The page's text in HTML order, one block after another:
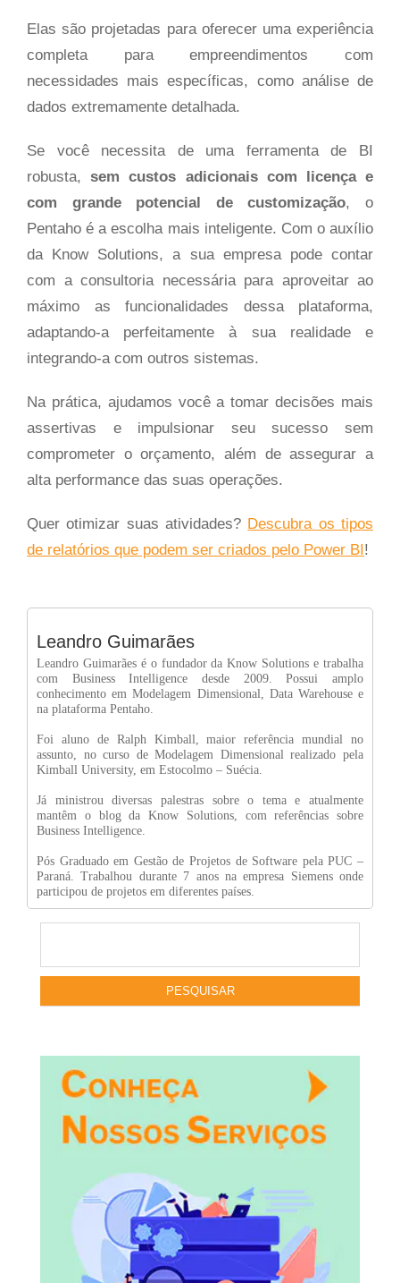
Elas são projetadas para oferecer uma experiência
completa para empreendimentos com
necessidades mais específicas, como análise de
dados extremamente detalhada.
Se você necessita de uma ferramenta de BI
robusta,sem custos adicionais com licença e
com grande potencial de customização, o
Pentaho é a escolha mais inteligente. Com o auxílio
da Know Solutions, a sua empresa pode contar
com a consultoria necessária para aproveitar ao
máximo as funcionalidades dessa plataforma,
adaptando-a perfeitamente à sua realidade e
integrando-a com outros sistemas.
Na prática, ajudamos você a tomar decisões mais
assertivas e impulsionar seu sucesso sem
comprometer o orçamento, além de assegurar a
alta performance das suas operações.
Quer otimizar suas atividades? Descubra os tipos
de relatórios que podem ser criados pelo Power BI!
Leandro Guimarães
Leandro Guimarães é o fundador da Know Solutions e trabalha
com Business Intelligence desde 2009. Possui amplo
conhecimento em Modelagem Dimensional, Data Warehouse e
na plataforma Pentaho.
Foi aluno de Ralph Kimball, maior referência mundial no
assunto, no curso de Modelagem Dimensional realizado pela
Kimball University, em Estocolmo – Suécia.
Já ministrou diversas palestras sobre o tema e atualmente
mantêm o blog da Know Solutions, com referências sobre
Business Intelligence.
Pós Graduado em Gestão de Projetos de Software pela PUC –
Paraná. Trabalhou durante 7 anos na empresa Siemens onde
participou de projetos em diferentes países.